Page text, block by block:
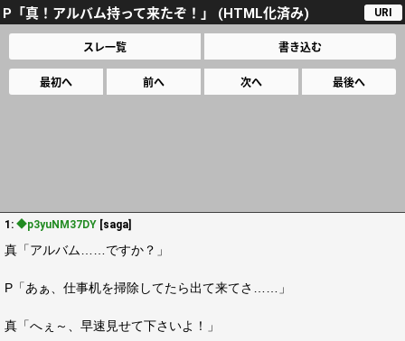
P「真！アルバム持って来たぞ！」 (HTML化済み) URI
スレ一覧 書き込む
最初へ 前へ 次へ 最後へ
1: ◆p3yuNM37DY [saga]
真「アルバム……ですか？」
P「あぁ、仕事机を掃除してたら出て来てさ……」
真「へぇ～、早速見せて下さいよ！」